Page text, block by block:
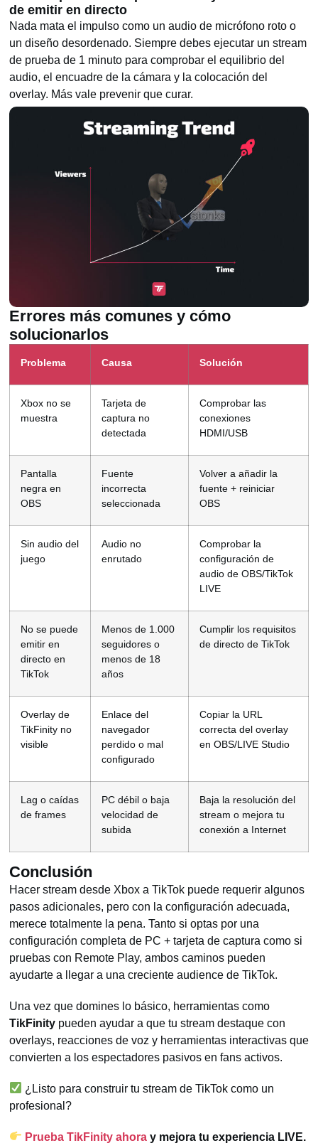
de emitir en directo
Nada mata el impulso como un audio de micrófono roto o
un diseño desordenado. Siempre debes ejecutar un stream
de prueba de 1 minuto para comprobar el equilibrio del
audio, el encuadre de la cámara y la colocación del
overlay. Más vale prevenir que curar.
Errores más comunes y cómo
solucionarlos
Problema Causa Solución
Xbox no se
muestra
Tarjeta de
captura no
detectada
Comprobar las
conexiones
HDMI/USB
Pantalla
negra en
OBS
Fuente
incorrecta
seleccionada
Volver a añadir la
fuente + reiniciar
OBS
Sin audio del
juego
Audio no
enrutado
Comprobar la
configuración de
audio de OBS/TikTok
LIVE
No se puede
emitir en
directo en
TikTok
Menos de 1.000
seguidores o
menos de 18
años
Cumplir los requisitos
de directo de TikTok
Overlay de
TikFinity no
visible
Enlace del
navegador
perdido o mal
configurado
Copiar la URL
correcta del overlay
en OBS/LIVE Studio
Lag o caídas
de frames
PC débil o baja
velocidad de
subida
Baja la resolución del
stream o mejora tu
conexión a Internet
Conclusión
Hacer stream desde Xbox a TikTok puede requerir algunos
pasos adicionales, pero con la configuración adecuada,
merece totalmente la pena. Tanto si optas por una
configuración completa de PC + tarjeta de captura como si
pruebas con Remote Play, ambos caminos pueden
ayudarte a llegar a una creciente audience de TikTok.
Una vez que domines lo básico, herramientas como
TikFinity pueden ayudar a que tu stream destaque con
overlays, reacciones de voz y herramientas interactivas que
convierten a los espectadores pasivos en fans activos.
¿Listo para construir tu stream de TikTok como un
profesional?
Prueba TikFinity ahora y mejora tu experiencia LIVE.